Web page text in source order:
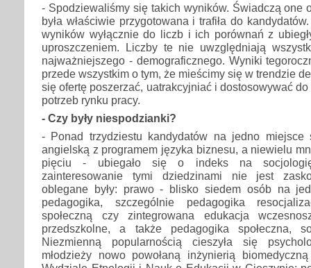
- Spodziewaliśmy się takich wyników. Świadczą one
była właściwie przygotowana i trafiła do
wyników wyłącznie do liczb i ich porównań z
uproszczeniem. Liczby te nie uwzględniają
najważniejszego - demograficznego. Wyniki
przede wszystkim o tym, że mieścimy się w trendzie
się ofertę poszerzać, uatrakcyjniać i dostosowywać
potrzeb rynku pracy.
- Czy były niespodzianki?
- Ponad trzydziestu kandydatów na jedno miejsce
angielską z programem języka biznesu, a niewielu
pięciu - ubiegało się o indeks na
zainteresowanie tymi dziedzinami nie jest
oblegane były: prawo - blisko siedem osób na
pedagogika, szczególnie pedagogika
społeczną czy zintegrowana edukacja
przedszkolne, a także pedagogika społeczna,
Niezmienną popularnością cieszyła się
młodzieży nowo powołaną inżynierią